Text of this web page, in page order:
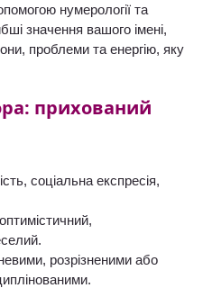
нумерології та
значення вашого імені,
проблеми та енергію, яку
прихований
соціальна експресія,
розрізненими або